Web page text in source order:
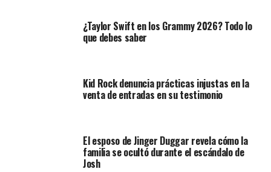
¿Taylor Swift en los Grammy 2026? Todo lo
que debes saber
Kid Rock denuncia prácticas injustas en la
venta de entradas en su testimonio
El esposo de Jinger Duggar revela cómo la
familia se ocultó durante el escándalo de
Josh